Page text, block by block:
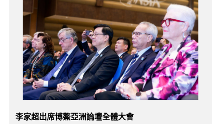
李家超出席博鰲亞洲論壇全體大會